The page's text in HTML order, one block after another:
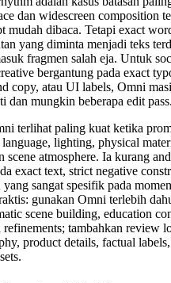
dan widescreen composition
mudah dibaca. Tetapi exact
yang diminta menjadi teks
fragmen salah eja. Untuk
bergantung pada exact
copy, atau UI labels, Omni
dan mungkin beberapa edit pass.
terlihat paling kuat ketika
lighting, physical
scene atmosphere. Ia kurang
exact text, strict negative
sangat spesifik pada
gunakan Omni terlebih
scene building, education
refinements; tambahkan review
product details, factual